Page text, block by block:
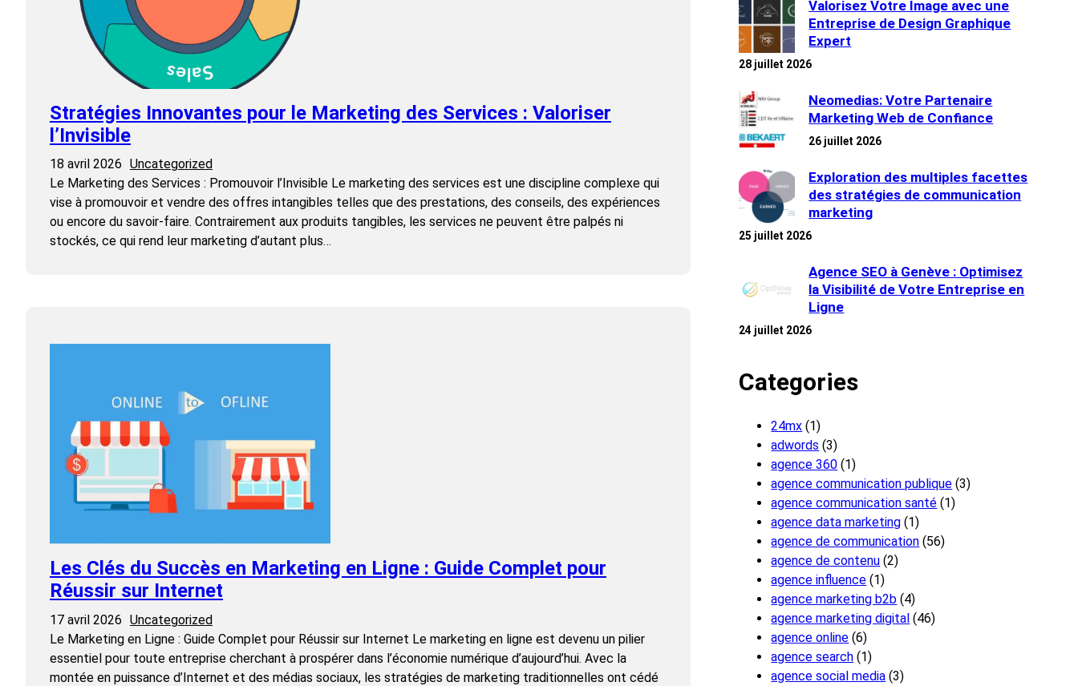
Stratégies Innovantes pour le Marketing des Services : Valoriser
l’Invisible
18 avril 2026 Uncategorized
Le Marketing des Services : Promouvoir l’Invisible Le marketing des services est une discipline complexe qui
vise à promouvoir et vendre des offres intangibles telles que des prestations, des conseils, des expériences
ou encore du savoir-faire. Contrairement aux produits tangibles, les services ne peuvent être palpés ni
stockés, ce qui rend leur marketing d’autant plus…
Les Clés du Succès en Marketing en Ligne : Guide Complet pour
Réussir sur Internet
17 avril 2026 Uncategorized
Le Marketing en Ligne : Guide Complet pour Réussir sur Internet Le marketing en ligne est devenu un pilier
essentiel pour toute entreprise cherchant à prospérer dans l’économie numérique d’aujourd’hui. Avec la
montée en puissance d’Internet et des médias sociaux, les stratégies de marketing traditionnelles ont cédé
Valorisez Votre Image avec une
Entreprise de Design Graphique
Expert
28 juillet 2026
Neomedias: Votre Partenaire
Marketing Web de Confiance
26 juillet 2026
Exploration des multiples facettes
des stratégies de communication
marketing
25 juillet 2026
Agence SEO à Genève : Optimisez
la Visibilité de Votre Entreprise en
Ligne
24 juillet 2026
Categories
24mx (1)
adwords (3)
agence 360 (1)
agence communication publique (3)
agence communication santé (1)
agence data marketing (1)
agence de communication (56)
agence de contenu (2)
agence influence (1)
agence marketing b2b (4)
agence marketing digital (46)
agence online (6)
agence search (1)
agence social media (3)